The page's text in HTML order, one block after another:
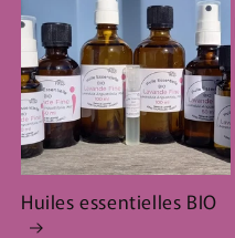
Huiles essentielles BIO